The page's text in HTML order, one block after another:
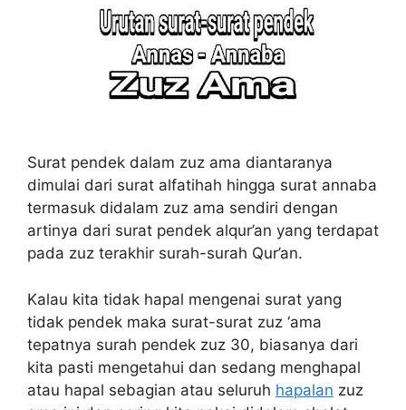
Surat pendek dalam zuz ama diantaranya
dimulai dari surat alfatihah hingga surat annaba
termasuk didalam zuz ama sendiri dengan
artinya dari surat pendek alqur’an yang terdapat
pada zuz terakhir surah-surah Qur’an.
Kalau kita tidak hapal mengenai surat yang
tidak pendek maka surat-surat zuz ‘ama
tepatnya surah pendek zuz 30, biasanya dari
kita pasti mengetahui dan sedang menghapal
atau hapal sebagian atau seluruh hapalan zuz